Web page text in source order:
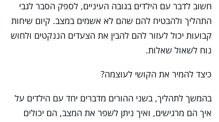
חשוב לדבר עם הילדים בגובה העיניים, לספק הסבר לגבי
התהליך ולהבטיח להם שהם לא אשמים במצב. קיום שיחות
קבועות יכול לעזור להם להבין את הצעדים הננקטים ולחוש
נוח לשאול שאלות.
כיצד להמיר את הקושי לעוצמה?
בהמשך לתהליך, בשני ההורים מדברים יחד עם הילדים על
איך הם מרגישים, ואיך ניתן לשפר את המצב, הם יכולים